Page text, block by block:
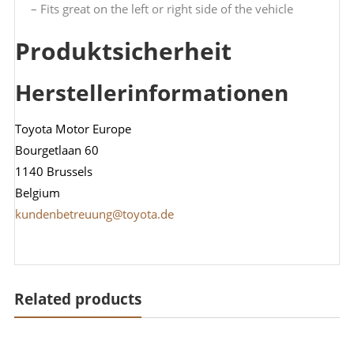
– Fits great on the left or right side of the vehicle
Produktsicherheit
Herstellerinformationen
Toyota Motor Europe
Bourgetlaan 60
1140 Brussels
Belgium
kundenbetreuung@toyota.de
Related products